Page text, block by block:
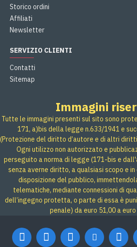
Storico ordini
Affiliati
Newsletter
SERVIZIO CLIENTI
Contatti
Sitemap
Immagini
Tutte le immagini presenti sul sito sono
171, a)bis della legge n.633/1941 e
(Protezione del diritto d’autore e di altri
Ogni utilizzo non autorizzato e
perseguito a norma di legge (171-bis e
senza averne diritto, a qualsiasi scopo e
disposizione del pubblico,
telematiche, mediante connessioni di
dell’ingegno protetta, o parte di essa è
penale) da euro 51,00 a